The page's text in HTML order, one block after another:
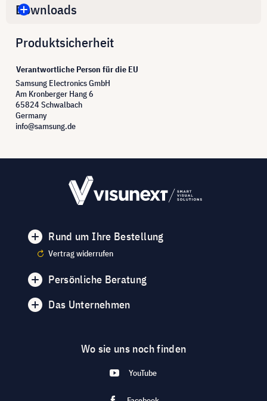
Downloads
Produktsicherheit
Verantwortliche Person für die EU
Samsung Electronics GmbH
Am Kronberger Hang 6
65824 Schwalbach
Germany
info@samsung.de
Rund um Ihre Bestellung
Vertrag widerrufen
Persönliche Beratung
Das Unternehmen
Wo sie uns noch finden
YouTube